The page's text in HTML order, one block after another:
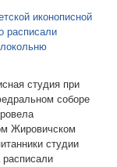
иконописной
расписали
студия при
соборе
Жировичском
студии